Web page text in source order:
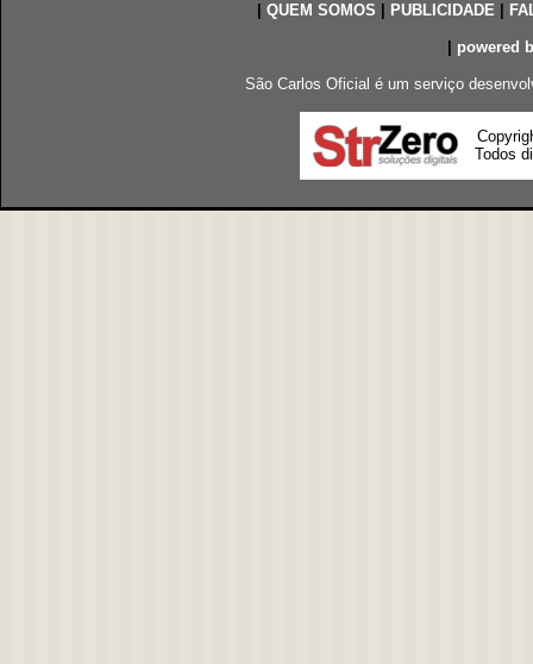
QUEM SOMOS PUBLICIDADE|
powered
São Carlos Oficial é um serviço
Todos